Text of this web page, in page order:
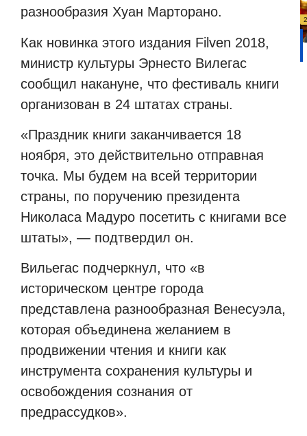
разнообразия Хуан Марторано.
Как новинка этого издания Filven 2018,
министр культуры Эрнесто Вилегас
сообщил накануне, что фестиваль книги
организован в 24 штатах страны.
«Праздник книги заканчивается 18
ноября, это действительно отправная
точка. Мы будем на всей территории
страны, по поручению президента
Николаса Мадуро посетить с книгами все
штаты», — подтвердил он.
Вильегас подчеркнул, что «в
историческом центре города
представлена разнообразная Венесуэла,
которая объединена желанием в
продвижении чтения и книги как
инструмента сохранения культуры и
освобождения сознания от
предрассудков».